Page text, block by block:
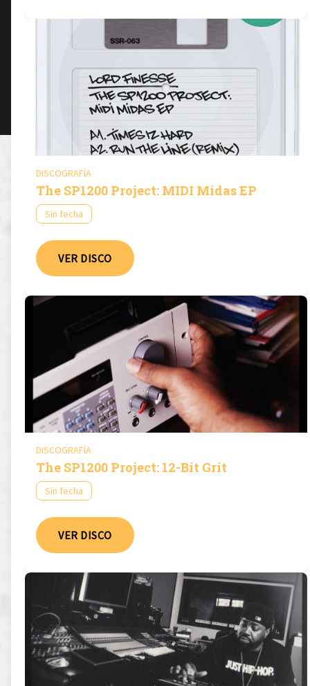
DISCOGRAFÍA
The SP1200 Project: MIDI Midas EP
Sin fecha
VER DISCO
DISCOGRAFÍA
The SP1200 Project: 12-Bit Grit
Sin fecha
VER DISCO